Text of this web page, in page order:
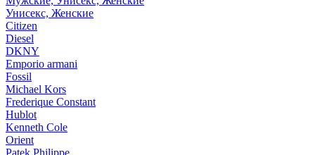
Унисекс, Женские
Citizen
Diesel
DKNY
Emporio armani
Fossil
Michael Kors
Frederique Constant
Hublot
Kenneth Cole
Orient
Patek Philippe